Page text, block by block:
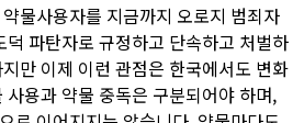
물사용자를 지금까지 오로지 범죄자
덕 파탄자로 규정하고 단속하고 처벌하
만 이제 이런 관점은 한국에서도 변화
용과 약물 중독은 구분되어야 하며,